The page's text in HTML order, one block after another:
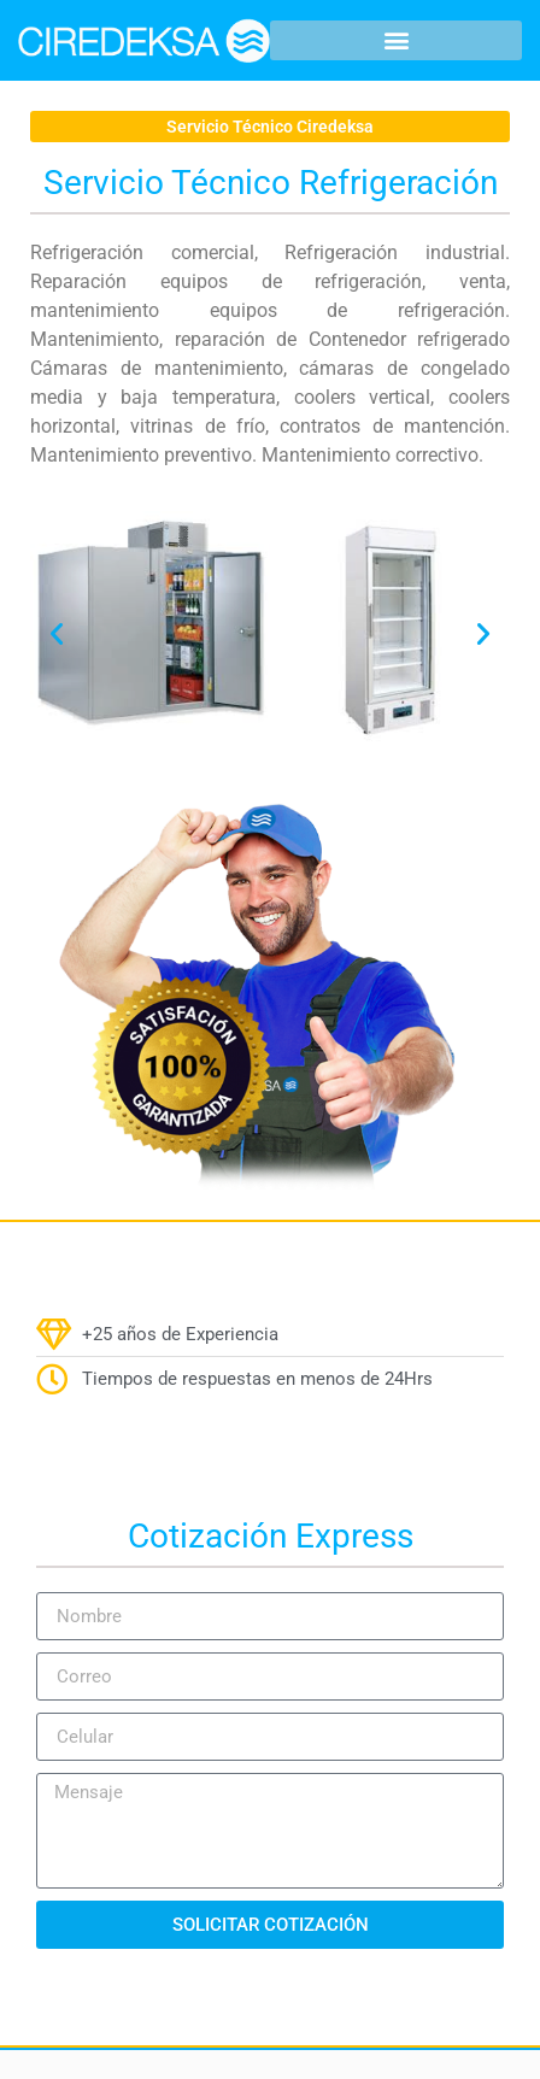
Servicio Técnico Ciredeksa
Servicio Técnico Refrigeración
Refrigeración comercial, Refrigeración industrial.
Reparación equipos de refrigeración, venta,
mantenimiento equipos de refrigeración.
Mantenimiento, reparación de Contenedor refrigerado
Cámaras de mantenimiento, cámaras de congelado
media y baja temperatura, coolers vertical, coolers
horizontal, vitrinas de frío, contratos de mantención.
Mantenimiento preventivo. Mantenimiento correctivo.
Cotización Express
SOLICITAR COTIZACIÓN
+25 años de Experiencia
Tiempos de respuestas en menos de 24Hrs